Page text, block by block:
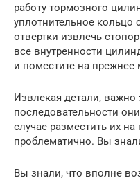
работу тормозного
уплотнительное
отвертки извлечь
все внутренности
и поместите на прежнее
Извлекая детали, важно
последовательности
случае разместить их
проблематично. Вы
Вы знали, что вполне